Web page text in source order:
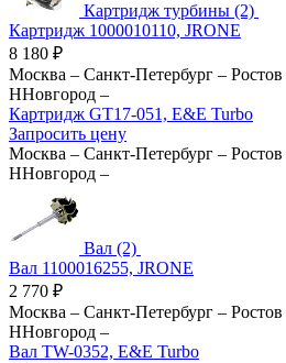
Картридж турбины (2)
Картридж 1000010110, JRONE
8 180 ₽
Москва – Санкт-Петербург – Ростов
ННовгород –
Картридж GT17-051, E&E Turbo
Запросить цену
Москва – Санкт-Петербург – Ростов
ННовгород –
Вал (2)
Вал 1100016255, JRONE
2 770 ₽
Москва – Санкт-Петербург – Ростов
ННовгород –
Вал TW-0352, E&E Turbo